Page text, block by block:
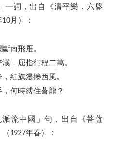
一詞，出自《清平樂．六盤
月）：
南飛雁。
，屈指行程二萬。
紅旗漫捲西風。
何時縛住蒼龍？
派流中國」句，出自《菩薩
1927年春）：